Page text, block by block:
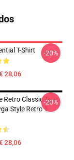
T-Shirt
28,06
-20%
Retro Classic T-
Style Retro T-
28,06
-20%